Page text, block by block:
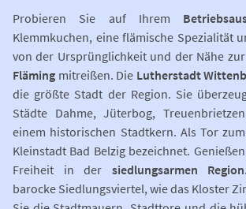
Probieren Sie auf Ihrem
Klemmkuchen, eine flämische Spezialität
von der Ursprünglichkeit und der Nähe
Fläming mitreißen. Die Lutherstadt
die größte Stadt der Region. Sie
Städte Dahme, Jüterbog,
einem historischen Stadtkern. Als Tor
Kleinstadt Bad Belzig bezeichnet.
Freiheit in der siedlungsarmen Region
barocke Siedlungsviertel, wie das Kloster